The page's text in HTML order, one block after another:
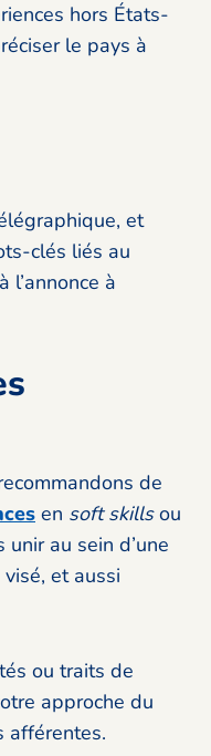
hors États-
le pays à
et
clés liés au
l’annonce à
de
en soft skillsou
au sein d’une
et aussi
ou traits de
approche du
afférentes.